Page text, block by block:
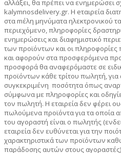
αλλάξει, θα πρέπει να ενημερώσει
kalymnosdelivery.gr. Η eταιρεία
σταmέλη μηνύματα ηλεκτρονικού
περιεχόμενο, πληροφορίες
ενημερώσεις και διαφημιστικό
των προϊόντων και οι
και αφορούν στα προσφερόμενα
προσφορά θα αναφερόμαστε σε
προϊόντων κάθε τρίτου πωλητή, για
συγκεκριμένη ποσότητα όπως
σύμφωνα με πληροφορίες και
τον πωλητή. Η εταιρεία δεν φέρει
πωλούμενα προϊόντα για τα οποία
του αγοραστή είναι ο πωλητής
εταιρεία δεν ευθύνεται για την
χαρακτηριστικά των προϊόντων
παράδοσης αυτών στους